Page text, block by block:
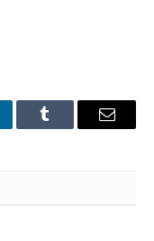
Tumblr Email